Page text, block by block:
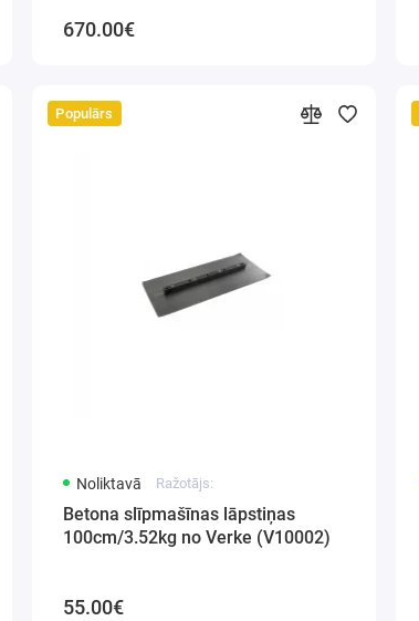
670.00€
Populārs
Noliktavā Ražotājs:
Betona slīpmašīnas lāpstiņas
100cm/3.52kg no Verke (V10002)
55.00€